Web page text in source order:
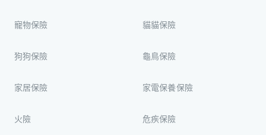
寵物保險 貓貓保險
狗狗保險 龜鳥保險
家居保險 家電保養保險
火險 危疾保險